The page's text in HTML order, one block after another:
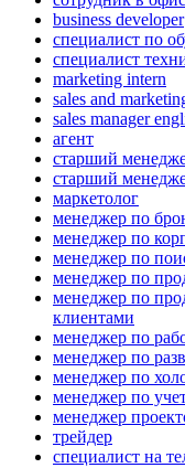
business developer
специалист по
специалист
marketing intern
sales and
sales manager
агент
старший
старший
маркетолог
менеджер по
менеджер по
менеджер по
менеджер по
менеджер по
клиентами
менеджер по
менеджер по
менеджер по
менеджер по
менеджер
трейдер
специалист на